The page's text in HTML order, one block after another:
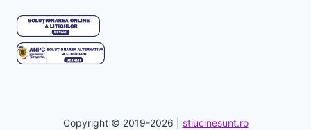
Copyright © 2019-2026 | stiucinesunt.ro